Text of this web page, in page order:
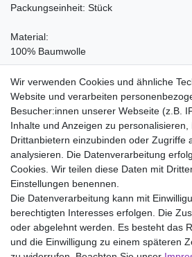
Packungseinheit: Stück
Material:
100% Baumwolle
Pflegehinweis:
Waschen bei 60°C, Nicht bleichen,
Bügeln (Stufe 3), Nicht chemisch reinigen
Wir liefern mit DHL
Kostenloser
14 Tage
Wir verwenden Cookies und ähnliche
Website und verarbeiten
Besucher:innen unserer Webseite (z.B.
Inhalte und Anzeigen zu personalisieren,
Drittanbietern einzubinden oder Zugriffe
analysieren. Die Datenverarbeitung
Cookies. Wir teilen diese Daten mit
Einstellungen benennen.
Die Datenverarbeitung kann mit
berechtigten Interesses erfolgen. Die
oder abgelehnt werden. Es besteht das
und die Einwilligung zu einem späteren